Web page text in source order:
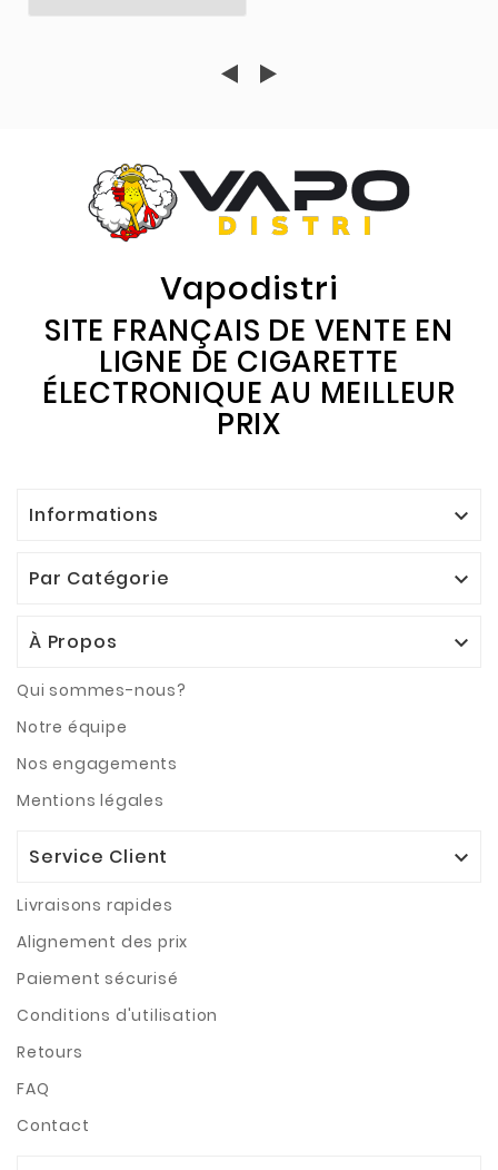
Vapodistri
SITE FRANÇAIS DE VENTE EN
LIGNE DE CIGARETTE
ÉLECTRONIQUE AU MEILLEUR
PRIX
Informations 
Par Catégorie 
À Propos 
Qui sommes-nous?
Notre équipe
Nos engagements
Mentions légales
Service Client 
Livraisons rapides
Alignement des prix
Paiement sécurisé
Conditions d'utilisation
Retours
FAQ
Contact